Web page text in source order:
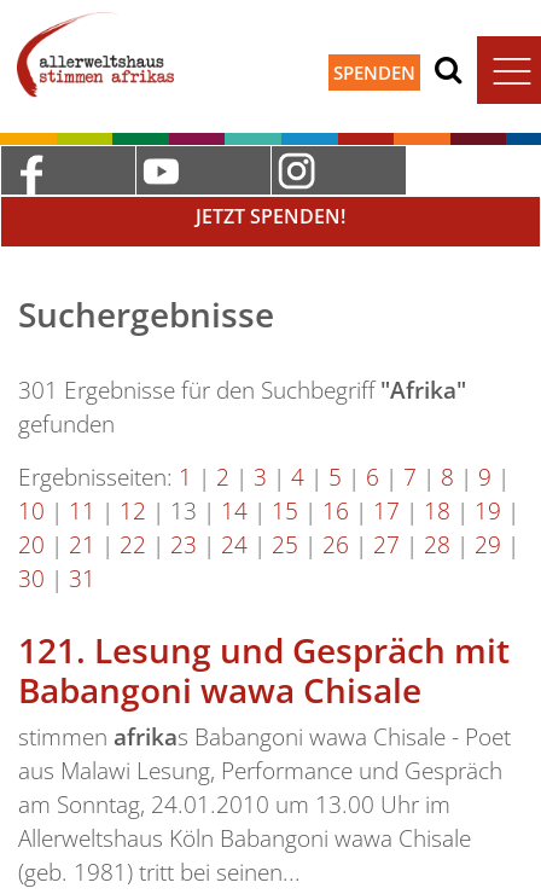
SPENDEN
JETZT SPENDEN!
Suchergebnisse
301 Ergebnisse für den Suchbegriff"Afrika"
gefunden
Ergebnisseiten: 1 | 2 | 3 | 4 | 5 | 6 | 7 | 8 | 9 |
10 | 11 | 12 | 13 | 14 | 15 | 16 | 17 | 18 | 19 |
20 | 21 | 22 | 23 | 24 | 25 | 26 | 27 | 28 | 29 |
30 | 31
121. Lesung und Gespräch mit
Babangoni wawa Chisale
stimmen afrikas Babangoni wawa Chisale - Poet
aus Malawi Lesung, Performance und Gespräch
am Sonntag, 24.01.2010 um 13.00 Uhr im
Allerweltshaus Köln Babangoni wawa Chisale
(geb. 1981) tritt bei seinen...